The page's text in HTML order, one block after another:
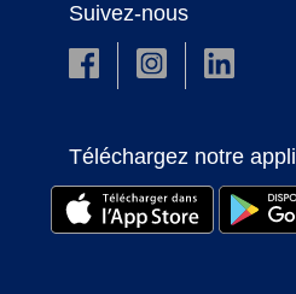
Suivez-nous
Téléchargez notre appli